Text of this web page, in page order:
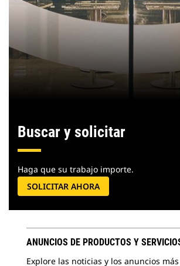
Buscar y solicitar
Haga que su trabajo importe.
SOLICITAR AHORA
ANUNCIOS DE PRODUCTOS Y
Explore las noticias y los anuncios